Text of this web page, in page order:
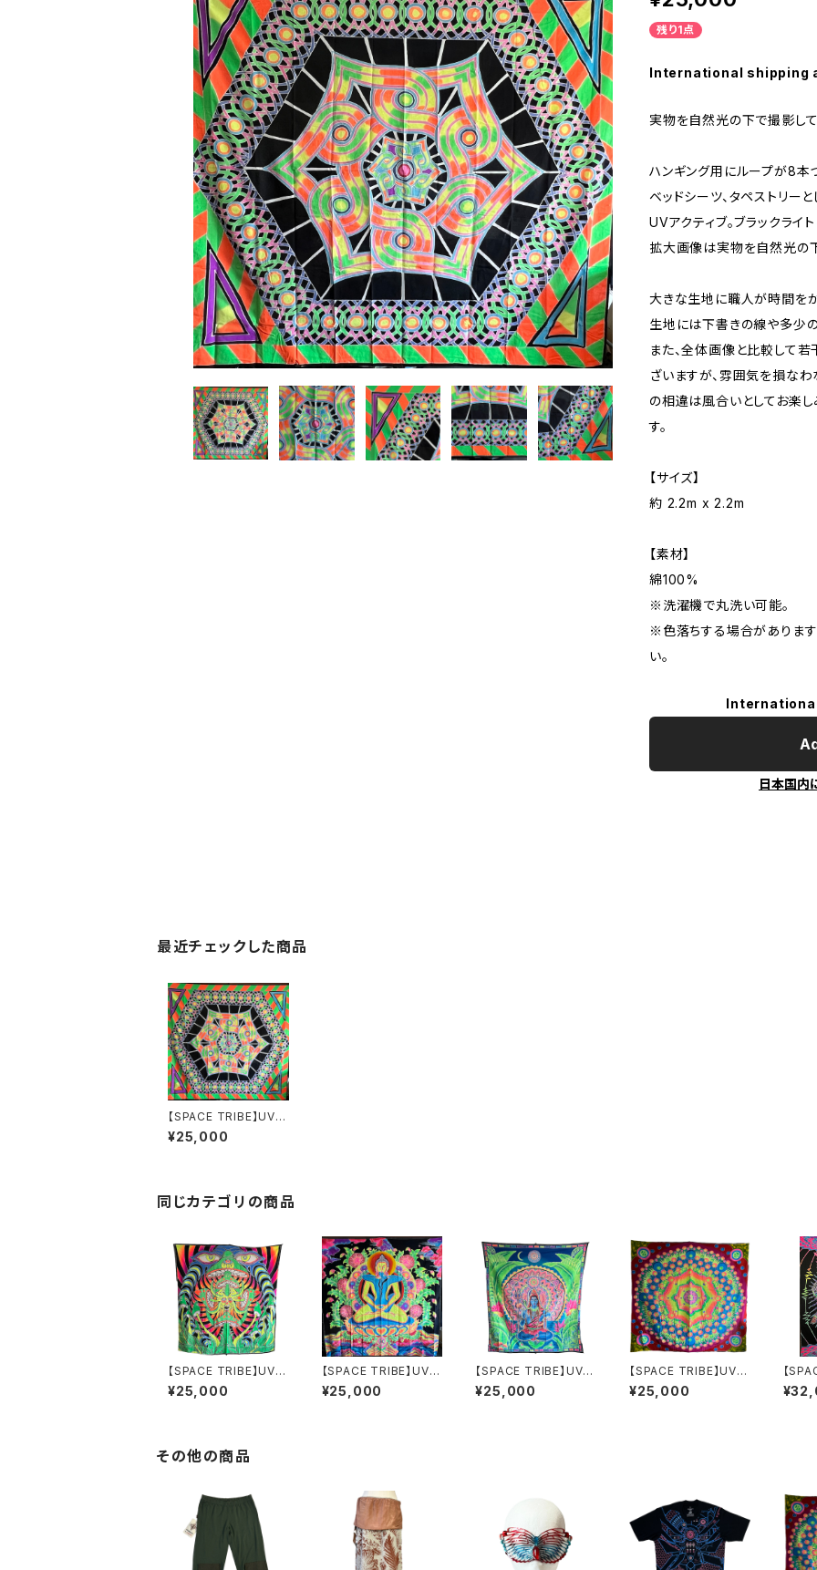
残り1点
International shipping
実物を自然光の下で撮影して
ハンギング用にループが8本
ベッドシーツ、タペストリーと
UVアクティブ。ブラックライ
拡大画像は実物を自然光の
大きな生地に職人が時間を
生地には下書きの線や多少
また、全体画像と比較して
ざいますが、雰囲気を損な
の相違は風合いとしてお楽
す。
【サイズ】
約 2.2m x 2.2m
【素材】
綿100%
※洗濯機で丸洗い可能。
※色落ちする場合があります
い。
日本国内
最近チェックした商品
【SPACE TRIBE】UVバ
ナーXQB34
¥25,000
同じカテゴリの商品
【SPACE TRIBE】UVバ
ナーfungaleyes
¥25,000
【SPACE TRIBE】UVバ
ナーXQ69
¥25,000
【SPACE TRIBE】UVバ
ナーXQP09A
¥25,000
【SPACE TRIBE】UVバ
ナーXQB28
¥25,000
【
ャイ
B
その他の商品